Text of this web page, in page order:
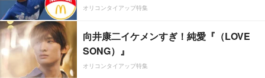
オリコンタイアップ特集
向井康二イケメンすぎ！純愛『（LOVE
SONG）』
オリコンタイアップ特集